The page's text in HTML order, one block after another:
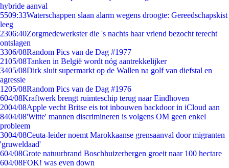
hybride aanval
5509:33Waterschappen slaan alarm wegens droogte: Gereedschapskist
leeg
2306:40Zorgmedewerkster die 's nachts haar vriend bezocht terecht
ontslagen
3306/08Random Pics van de Dag #1977
2105/08Tanken in België wordt nóg aantrekkelijker
3405/08Dirk sluit supermarkt op de Wallen na golf van diefstal en
agressie
1205/08Random Pics van de Dag #1976
604/08Kraftwerk brengt ruimteschip terug naar Eindhoven
2004/08Apple vecht Britse eis tot inbouwen backdoor in iCloud aan
8404/08'Witte' mannen discrimineren is volgens OM geen enkel
probleem
3004/08Ceuta-leider noemt Marokkaanse grensaanval door migranten
'gruweldaad'
604/08Grote natuurbrand Boschhuizerbergen groeit naar 100 hectare
604/08FOK! was even down